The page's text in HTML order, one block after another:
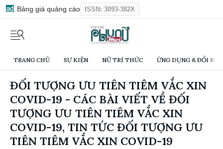
Bảng giá quảng cáo ISSN: 3093-382X
TRANG CHỦ SỰ KIỆN NỮ TRÍ THỨC ỨNG DỤNG & ĐỔI
ĐỐI TƯỢNG ƯU TIÊN TIÊM VẮC XIN
COVID-19 - CÁC BÀI VIẾT VỀ ĐỐI
TƯỢNG ƯU TIÊN TIÊM VẮC XIN
COVID-19, TIN TỨC ĐỐI TƯỢNG ƯU
TIÊN TIÊM VẮC XIN COVID-19